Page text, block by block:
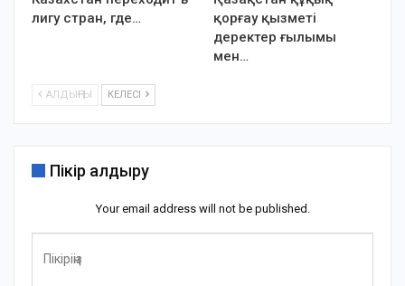
лигу стран, где…
қорғау қызметі
деректер ғылымы
мен…
АЛДЫҢҒЫ КЕЛЕСІ
Пікір қалдыру
Your email address will not be published.